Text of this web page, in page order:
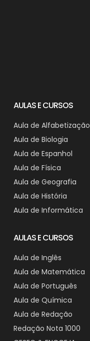
AULAS E CURSOS
Aula de Alfabetização
Aula de Biologia
Aula de Espanhol
Aula de Física
Aula de Geografia
Aula de História
Aula de Informática
AULAS E CURSOS
Aula de Inglês
Aula de Matemática
Aula de Português
Aula de Química
Aula de Redação
Redação Nota 1000